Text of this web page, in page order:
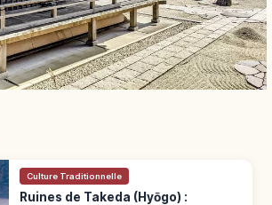
Culture Traditionnelle
Ruines de Takeda (Hyōgo) :